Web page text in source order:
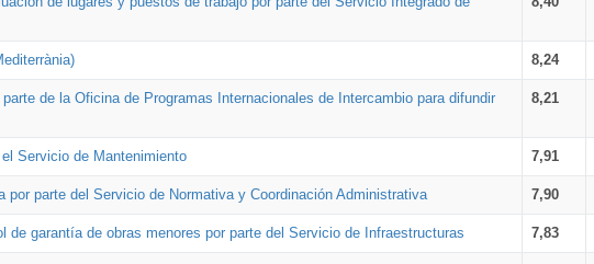
8,24
de la Oficina de Programas Internacionales de Intercambio para difundir
8,21
Servicio de Mantenimiento 7,91
por parte del Servicio de Normativa y Coordinación Administrativa 7,90
de garantía de obras menores por parte del Servicio de Infraestructuras 7,83